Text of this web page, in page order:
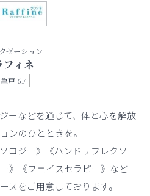
ゼーション
フィネ
亀戸 6F
ーなどを通じて、体と心を解放
ンのひとときを。
ロジー》《ハンドリフレクソ
》《フェイスセラピー》など
スをご用意しております。